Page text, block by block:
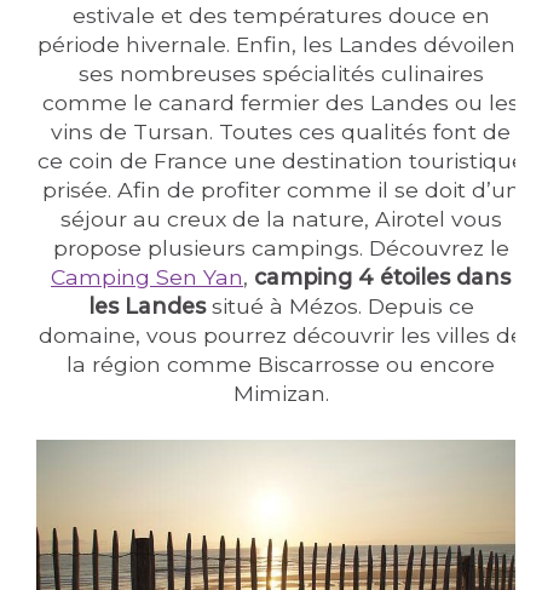
estivale et des températures douce en
période hivernale. Enfin, les Landes dévoilent
ses nombreuses spécialités culinaires
comme le canard fermier des Landes ou les
vins de Tursan. Toutes ces qualités font de
ce coin de France une destination touristique
prisée. Afin de profiter comme il se doit d’un
séjour au creux de la nature, Airotel vous
propose plusieurs campings. Découvrez le
Camping Sen Yan, camping 4 étoiles dans
les Landessitué à Mézos. Depuis ce
domaine, vous pourrez découvrir les villes de
la région comme Biscarrosse ou encore
Mimizan.